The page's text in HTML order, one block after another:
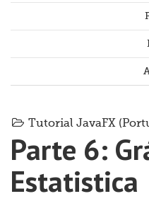
Tutorial JavaFX
Parte 6:
Estatistica